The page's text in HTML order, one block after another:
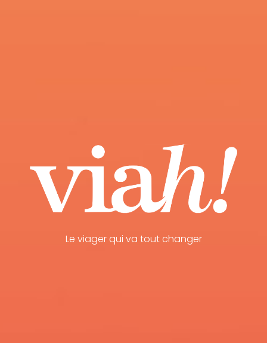
Le viager qui va tout changer